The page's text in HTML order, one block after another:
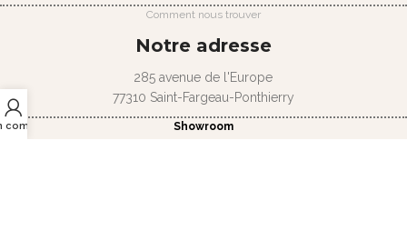
Comment nous trouver
Notre adresse
285 avenue de l'Europe
77310 Saint-Fargeau-Ponthierry
Showroom
compte